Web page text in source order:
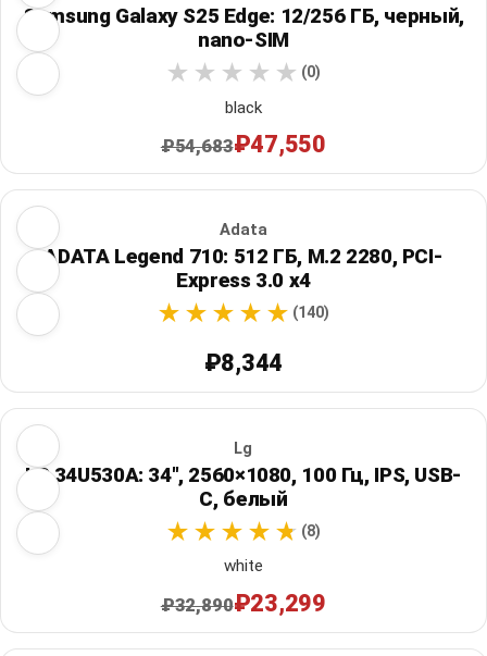
Samsung Galaxy S25 Edge: 12/256 ГБ, черный,
nano-SIM
(0)
black
₽54,683₽47,550
Adata
ADATA Legend 710: 512 ГБ, M.2 2280, PCI-
Express 3.0 x4
(140)
₽8,344
Lg
LG 34U530A: 34", 2560×1080, 100 Гц, IPS, USB-
C, белый
(8)
white
₽32,890₽23,299